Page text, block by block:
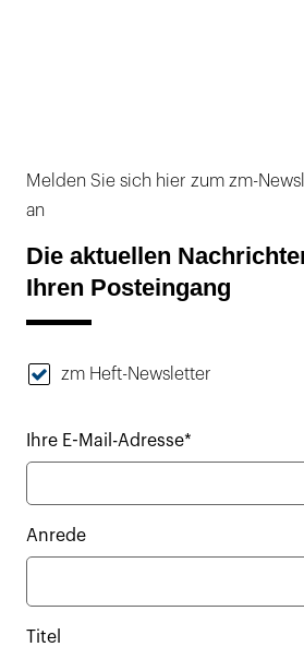
Melden Sie sich hier zum zm-
an
Die aktuellen
Ihren Posteingang
zm Heft-Newsletter
Ihre E-Mail-Adresse*
Anrede
Titel